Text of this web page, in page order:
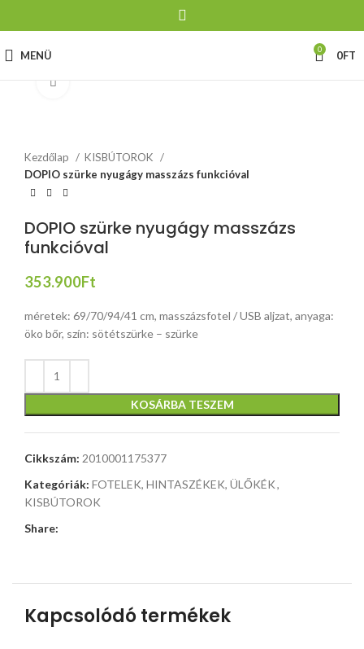
MENÜ 0 0FT
Kezdőlap
KISBÚTOROK
DOPIO szürke nyugágy masszázs funkcióval
DOPIO szürke nyugágy masszázs
funkcióval
353.900Ft
méretek: 69/70/94/41 cm, masszázsfotel / USB aljzat, anyaga:
öko bőr, szín: sötétszürke – szürke
KOSÁRBA TESZEM
Cikkszám: 2010001175377
Kategóriák: FOTELEK, HINTASZÉKEK, ÜLŐKÉK,
KISBÚTOROK
Share:
Kapcsolódó termékek